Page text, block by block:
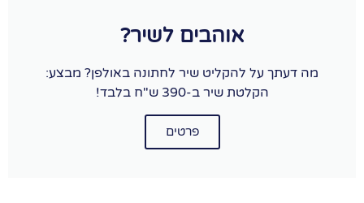
אוהבים לשיר?
מה דעתך על להקליט שיר לחתונה באולפן? מבצע:
הקלטת שיר ב-390 ש"ח בלבד!
פרטים